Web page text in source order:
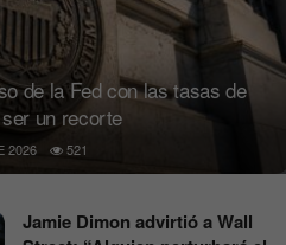
de la Fed con las tasas de
un recorte
2026 521
Jamie Dimon advirtió a Wall